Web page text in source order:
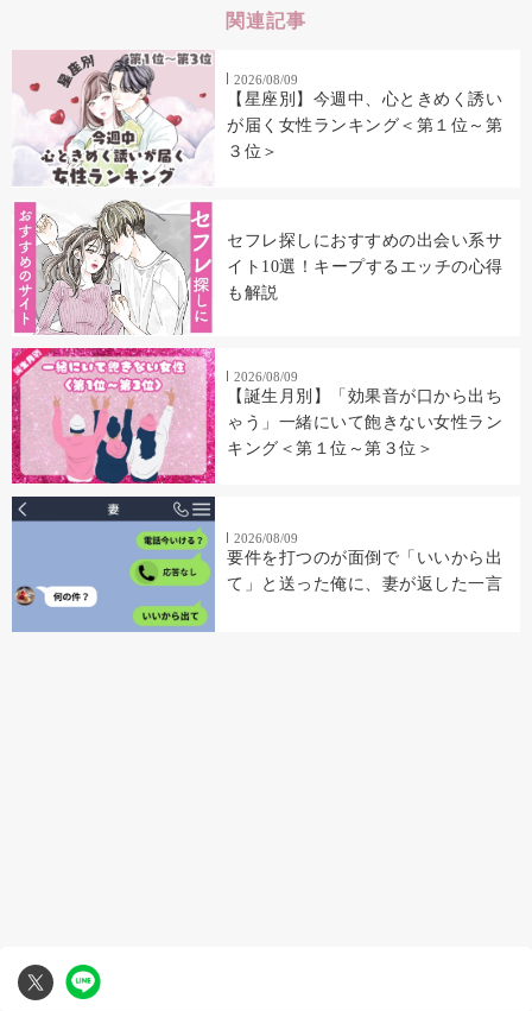
関連記事
2026/08/09
【星座別】今週中、心ときめく誘い
が届く女性ランキング＜第１位～第
３位＞
セフレ探しにおすすめの出会い系サ
イト10選！キープするエッチの心得
も解説
2026/08/09
【誕生月別】「効果音が口から出ち
ゃう」一緒にいて飽きない女性ラン
キング＜第１位～第３位＞
2026/08/09
要件を打つのが面倒で「いいから出
て」と送った俺に、妻が返した一言